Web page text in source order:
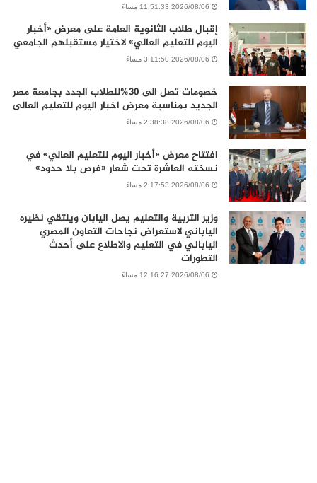
2026/08/06 11:51:33 مساءً
إقبال طلاب الثانوية العامة على معرض «أخبار
اليوم للتعليم العالي» لاختيار مستقبلهم الجامعي
2026/08/06 3:11:50 مساءً
خصومات تصل الى 30%للطلاب الجدد بجامعة مصر
الجديد بمناسبة معرض اخبار اليوم للتعليم العالى
2026/08/06 2:38:38 مساءً
افتتاح معرض «أخبار اليوم للتعليم العالي» في
نسخته العاشرة تحت شعار «فرص بلا حدود»
2026/08/06 2:17:53 مساءً
وزير التربية والتعليم يصل اليابان ويلتقي نظيره
الياباني لاستعراض نجاحات التعاون المصري
الياباني في التعليم والاطلاع على أحدث
التطورات
2026/08/06 12:16:27 مساءً